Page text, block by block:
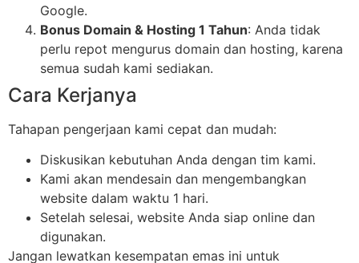
Google.
Bonus Domain & Hosting 1 Tahun: Anda tidak
perlu repot mengurus domain dan hosting, karena
semua sudah kami sediakan.
Cara Kerjanya
Tahapan pengerjaan kami cepat dan mudah:
Diskusikan kebutuhan Anda dengan tim kami.
Kami akan mendesain dan mengembangkan
website dalam waktu 1 hari.
Setelah selesai, website Anda siap online dan
digunakan.
Jangan lewatkan kesempatan emas ini untuk